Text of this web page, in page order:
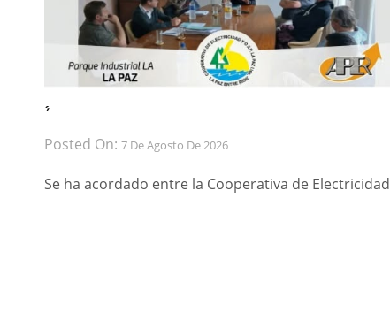
́ ́
Posted On: 7 De Agosto De 2026
Se ha acordado entre la Cooperativa de Electricidad